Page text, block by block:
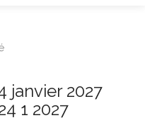
janvier 2027
1 2027